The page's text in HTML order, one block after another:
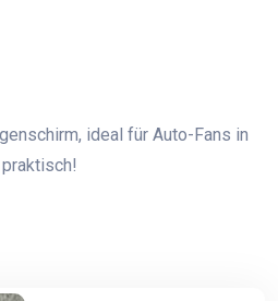
ideal für Auto-Fans in